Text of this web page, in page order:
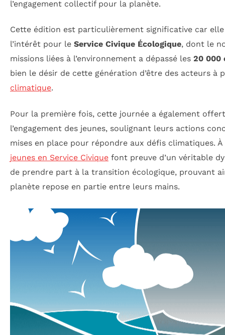
l’engagement collectif pour la planète.
Cette édition est particulièrement significative car
l’intérêt pour le Service Civique Écologique, dont le
missions liées à l’environnement a dépassé les 20 000
bien le désir de cette génération d’être des acteurs à
climatique.
Pour la première fois, cette journée a également
l’engagement des jeunes, soulignant leurs actions
mises en place pour répondre aux défis climatiques.
jeunes en Service Civique font preuve d’un véritable
de prendre part à la transition écologique, prouvant
planète repose en partie entre leurs mains.